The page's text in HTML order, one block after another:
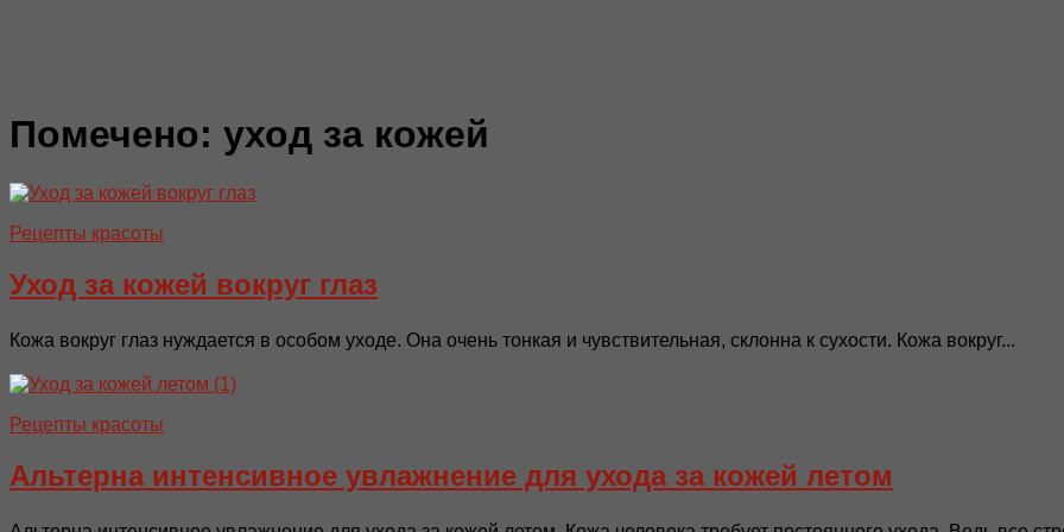
Помечено: уход за кожей
Рецепты красоты
Уход за кожей вокруг глаз
Кожа вокруг глаз нуждается в особом уходе. Она очень тонкая и чувствительная, склонна к сухости. Кожа вокруг...
Рецепты красоты
Альтерна интенсивное увлажнение для ухода за кожей летом